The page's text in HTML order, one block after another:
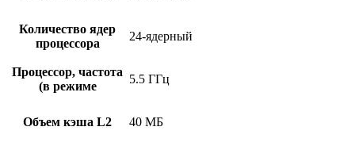
Количество ядер
процессора
24-ядерный
Процессор, частота
(в режиме
5.5 ГГц
Объем кэша L2 40 МБ